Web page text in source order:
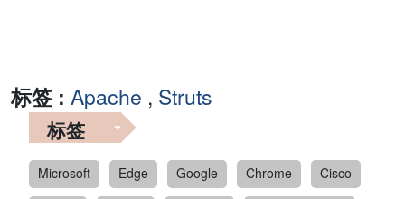
标签 : Apache , Struts
标签
Microsoft Edge Google Chrome
Cisco